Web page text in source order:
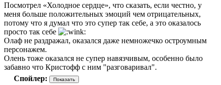
Посмотрел «Холодное сердце», что сказать, если честно, у
меня больше положительных эмоций чем отрицательных,
потому что я думал что это супер так себе, а это оказалось
просто так себе
Олаф не раздражал, оказался даже немножечко остроумным
персонажем.
Олень тоже оказался не супер навязчивым, особенно было
забавно что Кристофф с ним "разговаривал".
Спойлер: